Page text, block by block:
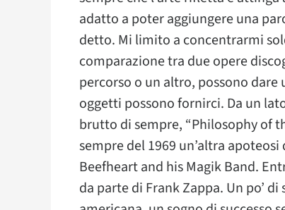
adatto a poter aggiungere una
detto. Mi limito a concentrarmi
comparazione tra due opere
percorso o un altro, possono dare
oggetti possono fornirci. Da un
brutto di sempre, “Philosophy of
sempre del 1969 un’altra
Beefheart and his Magik Band.
da parte di Frank Zappa. Un po’